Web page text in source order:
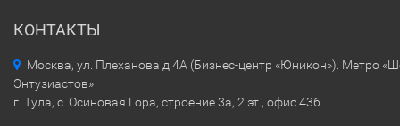
КОНТАКТЫ
Москва, ул. Плеханова д.4А (Бизнес-центр «Юникон»). Метро
Энтузиастов»
г. Тула, с. Осиновая Гора, строение 3а, 2 эт., офис 436